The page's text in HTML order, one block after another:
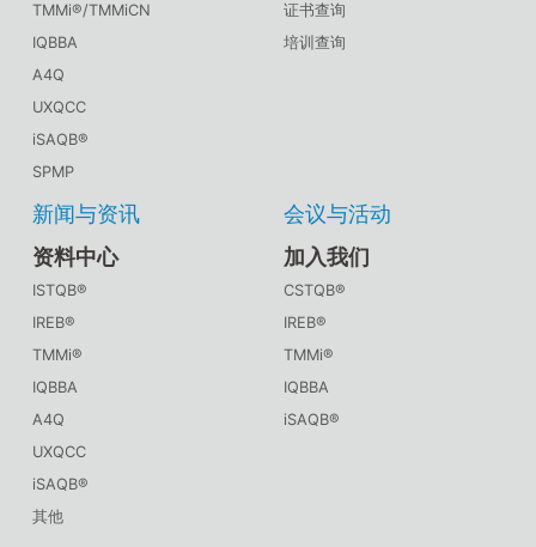
TMMi®/TMMiCN
IQBBA
A4Q
UXQCC
iSAQB®
SPMP
证书查询
培训查询
新闻与资讯
会议与活动
资料中心
ISTQB®
IREB®
TMMi®
IQBBA
A4Q
UXQCC
iSAQB®
其他
加入我们
CSTQB®
IREB®
TMMi®
IQBBA
iSAQB®